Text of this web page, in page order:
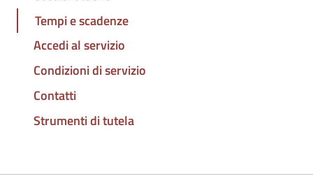
Tempi e scadenze
Accedi al servizio
Condizioni di servizio
Contatti
Strumenti di tutela